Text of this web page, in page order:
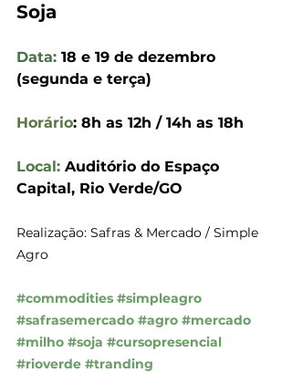
Soja
Data: 18 e 19 de dezembro
(segunda e terça)
Horário: 8h as 12h / 14h as 18h
Local: Auditório do Espaço
Capital, Rio Verde/GO
Realização: Safras & Mercado / Simple
Agro
#commodities #simpleagro
#safrasemercado #agro #mercado
#milho #soja #cursopresencial
#rioverde #tranding